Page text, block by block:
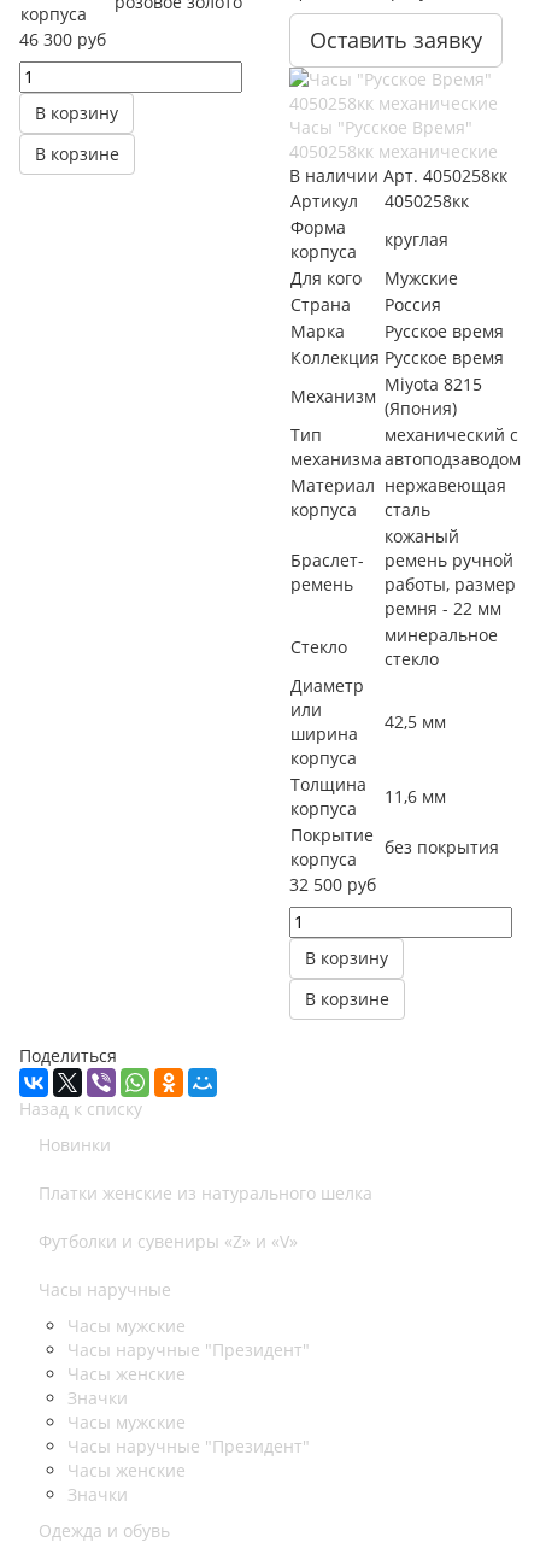
корпуса
46 300 руб
В корзину
В корзине
Оставить заявку
Часы "Русское Время"
4050258кк механические
В наличии Арт. 4050258кк
Артикул
4050258кк
Форма
корпуса
круглая
Для кого
Мужские
Страна
Россия
Марка
Русское время
Коллекция Русское время
Механизм
Miyota 8215
(Япония)
Тип
механизма
механический с
автоподзаводом
Материал
корпуса
нержавеющая
сталь
Браслет-
ремень
кожаный
ремень ручной
работы, размер
ремня - 22 мм
Стекло
минеральное
стекло
Диаметр
или
ширина
корпуса
42,5 мм
Толщина
корпуса
11,6 мм
Покрытие
корпуса
без покрытия
32 500 руб
В корзину
В корзине
Поделиться
Назад к списку
Новинки
Платки женские из натурального шелка
Футболки и сувениры «Z» и «V»
Часы наручные
Часы мужские
Часы наручные "Президент"
Часы женские
Значки
Часы мужские
Часы наручные "Президент"
Часы женские
Значки
Одежда и обувь